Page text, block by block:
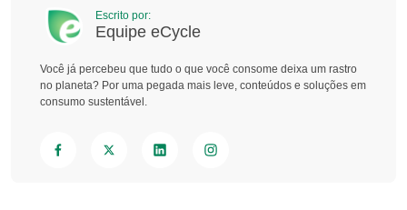
Escrito por:
Equipe eCycle
Você já percebeu que tudo o que você consome deixa um rastro
no planeta? Por uma pegada mais leve, conteúdos e soluções em
consumo sustentável.